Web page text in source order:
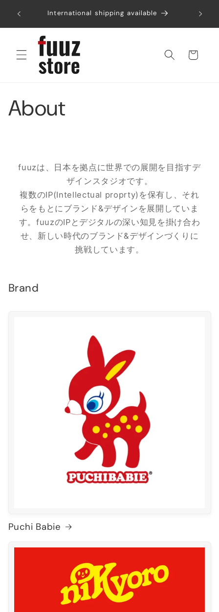
ンツに
International shipping available 税込み
ー
About
fuuzは、日本を拠点に世界での展開を目指すデ
ザインスタジオです。
複数のIP(Intellectual proprty)を保有し、それ
らをもとにブランド&デザインを展開していま
す。fuuzのIPとデジタルの深い知見を掛け合わ
せ、新しい時代のブランド&デザインづくりに
挑戦しています。
Brand
Puchi Babie